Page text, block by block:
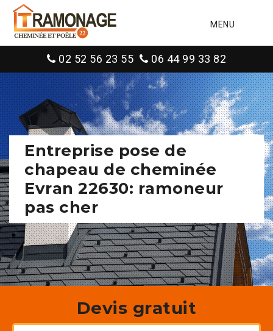
MENU
02 52 56 23 55 06 44 99 33 82
Entreprise pose de
chapeau de cheminée
Evran 22630: ramoneur
pas cher
Devis gratuit